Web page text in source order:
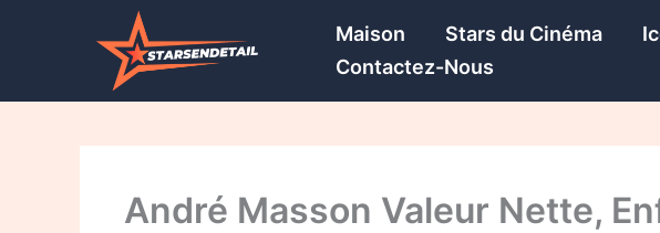
Maison Stars du Cinéma
Contactez-Nous
André Masson Valeur Nette,